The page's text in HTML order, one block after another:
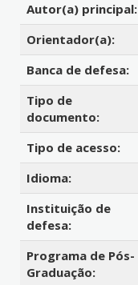
Autor(a) principal:
Orientador(a):
Banca de defesa:
Tipo de
documento:
Tipo de acesso:
Idioma:
Instituição de
defesa:
Programa de Pós-
Graduação: